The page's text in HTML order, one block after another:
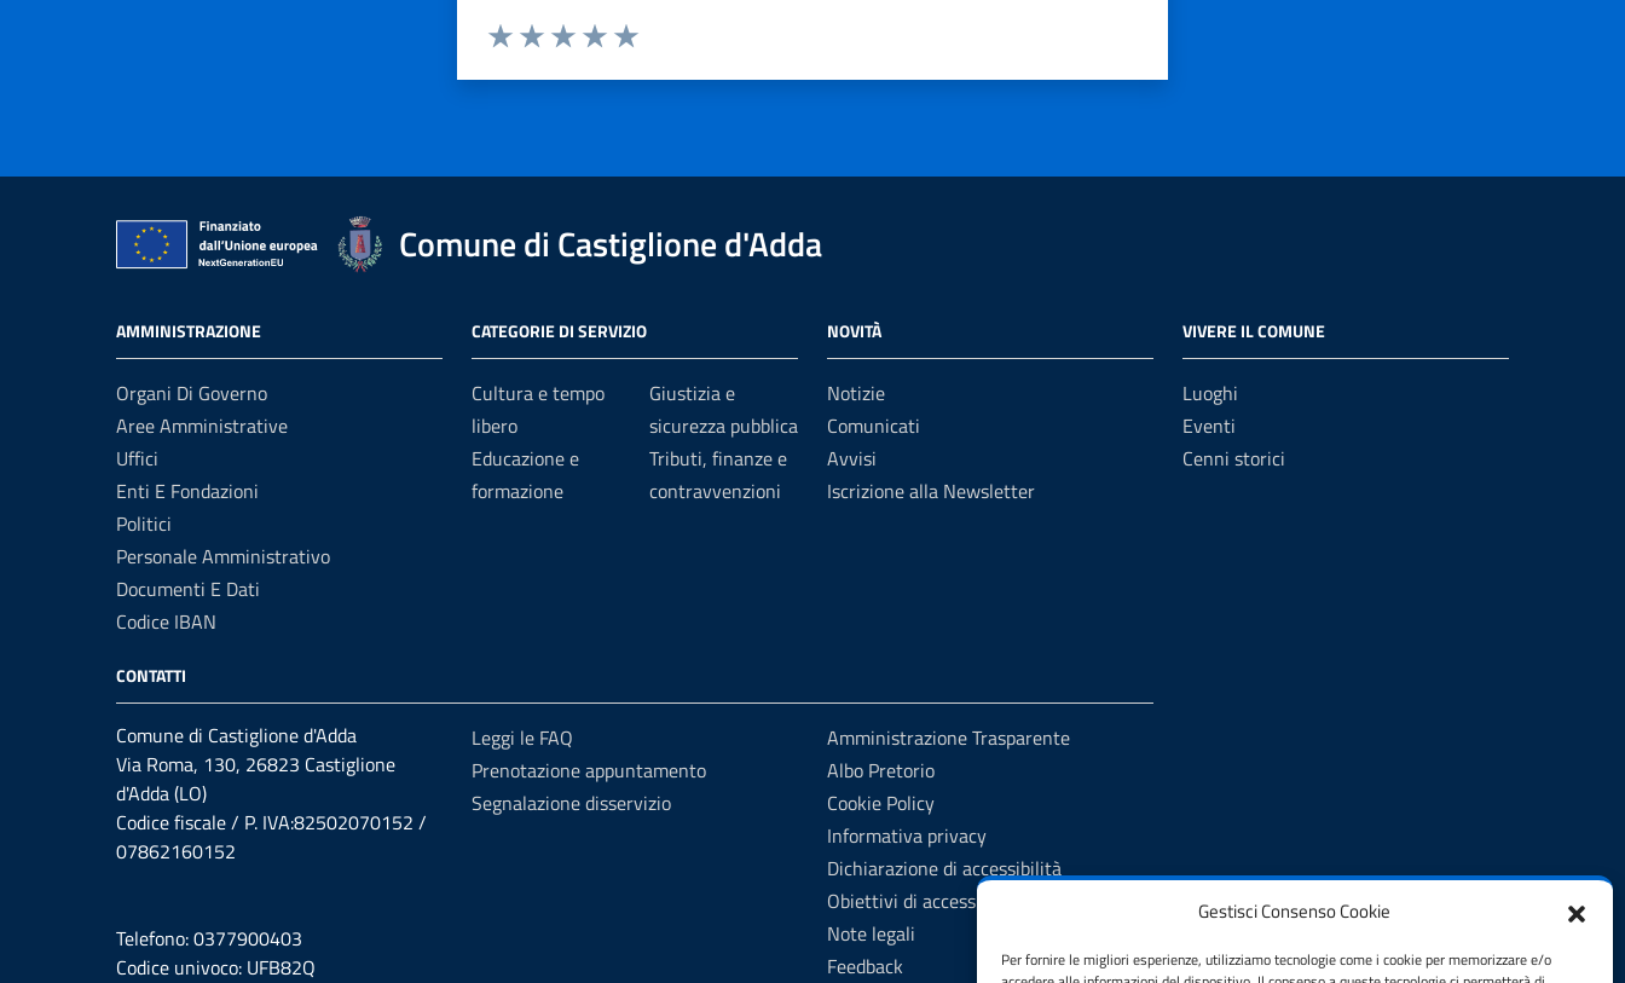
Gestisci Consenso Cookie
Per fornire le migliori esperienze, utilizziamo tecnologie come i cookie per memorizzare e/o
Comune di Castiglione d'Adda
AMMINISTRAZIONE
Organi Di Governo
Aree Amministrative
Uffici
Enti E Fondazioni
Politici
Personale Amministrativo
Documenti E Dati
Codice IBAN
CATEGORIE DI SERVIZIO
Cultura e tempo
libero
Educazione e
formazione
Giustizia e
sicurezza pubblica
Tributi, finanze e
contravvenzioni
NOVITÀ
Notizie
Comunicati
Avvisi
Iscrizione alla Newsletter
VIVERE IL COMUNE
Luoghi
Eventi
Cenni storici
CONTATTI
Comune di Castiglione d'Adda
Via Roma, 130, 26823 Castiglione
d'Adda (LO)
Codice fiscale / P. IVA:82502070152 /
07862160152
Telefono: 0377900403
Codice univoco: UFB82Q
Leggi le FAQ
Prenotazione appuntamento
Segnalazione disservizio
Amministrazione Trasparente
Albo Pretorio
Cookie Policy
Informativa privacy
Dichiarazione di accessibilità
Obiettivi di accessibilità
Note legali
Feedback